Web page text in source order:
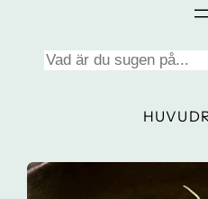
Search